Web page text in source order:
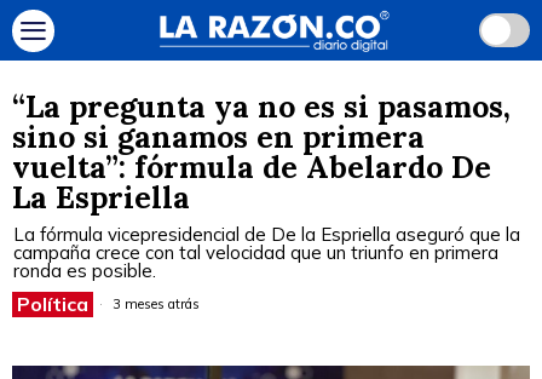
“La pregunta ya no es si pasamos,
sino si ganamos en primera
vuelta”: fórmula de Abelardo De
La Espriella
La fórmula vicepresidencial de De la Espriella aseguró que la
campaña crece con tal velocidad que un triunfo en primera
ronda es posible.
Política 3 meses atrás